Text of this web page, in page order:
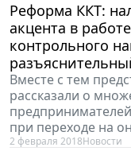
Реформа ККТ:
акцента в
контрольного
Вместе с тем
рассказали о
при переходе на
2 февраля 2018Новости